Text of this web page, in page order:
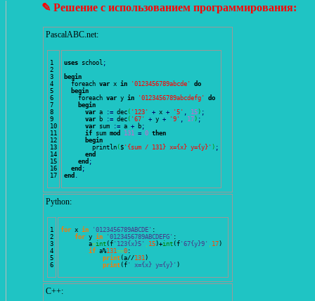
✎ Решение с использованием программирования:
PascalABC.net:
1
2
3
4
5
6
7
8
9
10
11
12
13
14
15
16
uses school ;
begin
  foreach
var x in '0123456789abcde'
do
begin
    foreach
var y in '0123456789abcdefg'
do
begin
var a := dec ( '123' + x + '5' , 15) ;
var b := dec ( '67' + y + '9' , 17) ;
var sum := a + b ;
if sum mod 131 = 0 then
begin
        println
($ '{sum / 131} x={x} y={y}' ) ;
end
end ;
end ;
end .
Python:
1
2
3
4
5
for x in '0123456789ABCDE' :
for y in '0123456789ABCDEFG' :
        a
=int (f '123{x}5' , 15)+int (f '67{y}9' , 17)
if a%131==0 :
print (a//131)
print (f ' x={x} y={y}' )
С++: